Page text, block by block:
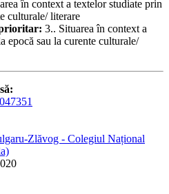
în context a textelor studiate prin
culturale/ literare
3.. Situarea în context a
epocă sau la curente culturale/
Zlăvog - Colegiul Național